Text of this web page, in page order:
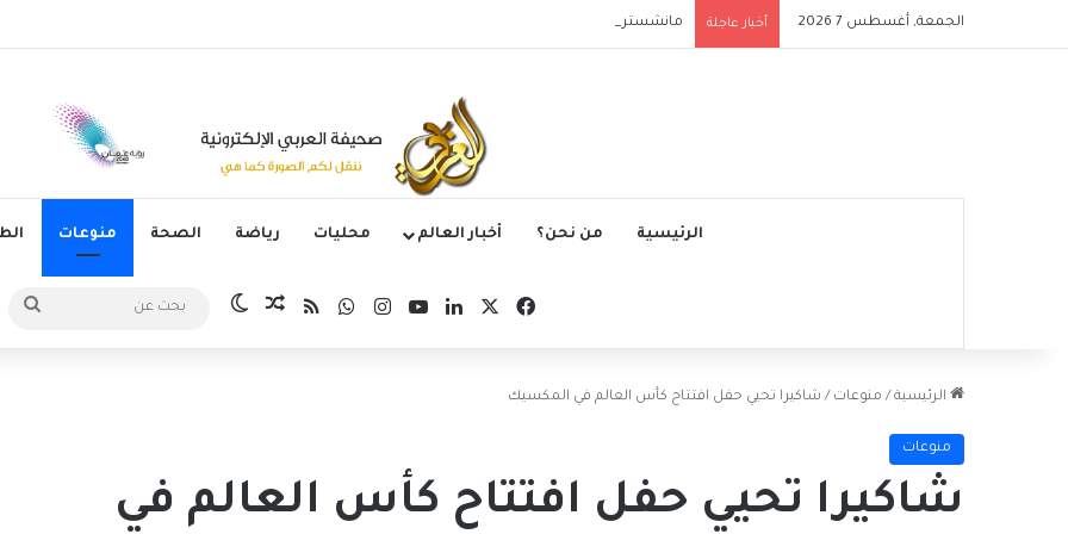
الجمعة, أغسطس 7 2026 أخبار عاجلة مانشستر سيتي يتجاوز نجوم الدوري الكوري بثلاثية في أول انتصار تحت قيادة ماريسكا
الرئيسية من نحن؟ أخبار العالم محليات رياضة الصحة منوعات
فيسبوكلينكدإن‫YouTubeانستقرام
واتسابملخص الموقع RSS
مقال عشوائي
الوضع المظلم
عن
الرئيسية / منوعات / شاكيرا تحيي حفل افتتاح كأس العالم في المكسيك
منوعات
شاكيرا تحيي حفل افتتاح كأس العالم في